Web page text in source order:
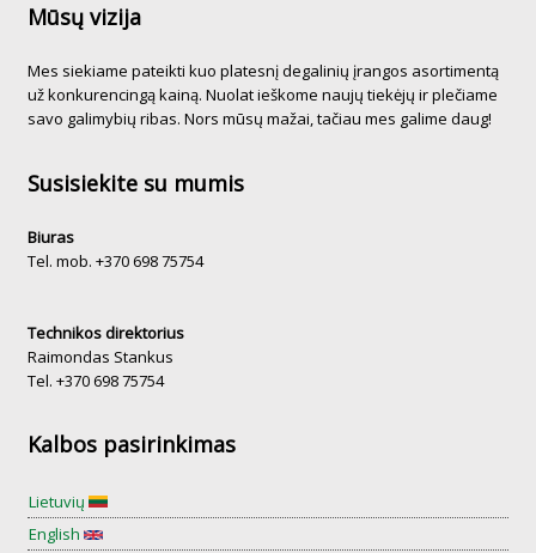
Mūsų vizija
Mes siekiame pateikti kuo platesnį degalinių įrangos asortimentą
už konkurencingą kainą. Nuolat ieškome naujų tiekėjų ir plečiame
savo galimybių ribas. Nors mūsų mažai, tačiau mes galime daug!
Susisiekite su mumis
Biuras
Tel. mob. +370 698 75754
Technikos direktorius
Raimondas Stankus
Tel. +370 698 75754
Kalbos pasirinkimas
Lietuvių
English